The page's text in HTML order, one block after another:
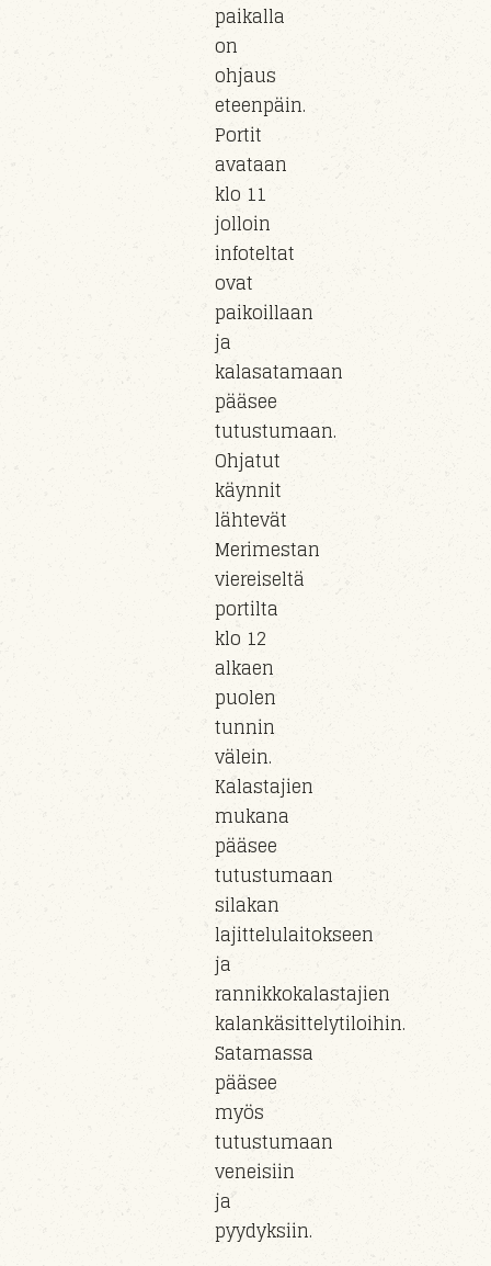
paikalla
on
ohjaus
eteenpäin.
Portit
avataan
klo 11
jolloin
infoteltat
ovat
paikoillaan
ja
kalasatamaan
pääsee
tutustumaan.
Ohjatut
käynnit
lähtevät
Merimestan
viereiseltä
portilta
klo 12
alkaen
puolen
tunnin
välein.
Kalastajien
mukana
pääsee
tutustumaan
silakan
lajittelulaitokseen
ja
rannikkokalastajien
kalankäsittelytiloihin.
Satamassa
pääsee
myös
tutustumaan
veneisiin
ja
pyydyksiin.